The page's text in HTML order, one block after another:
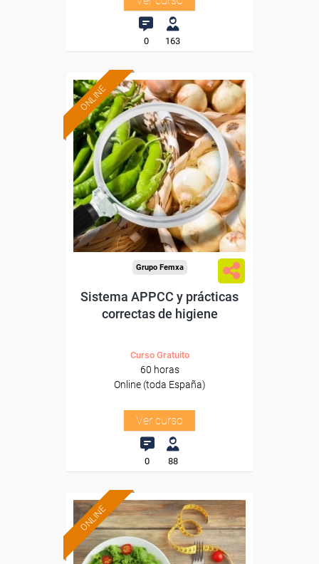
0 163
ONLINE
Formación 100%
subvencionada.
Para desempleados,
trabajadores y autónomos.
Sector
-Agricultura y Ganadería.
Grupo Femxa
Sistema APPCC y prácticas
correctas de higiene
Curso Gratuito
60 horas
Online (toda España)
Ver curso
0 88
ONLINE
Formación 100%
subvencionada.